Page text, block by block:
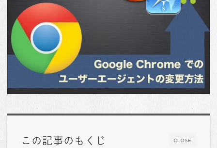
CLOSE
この記事のもくじ